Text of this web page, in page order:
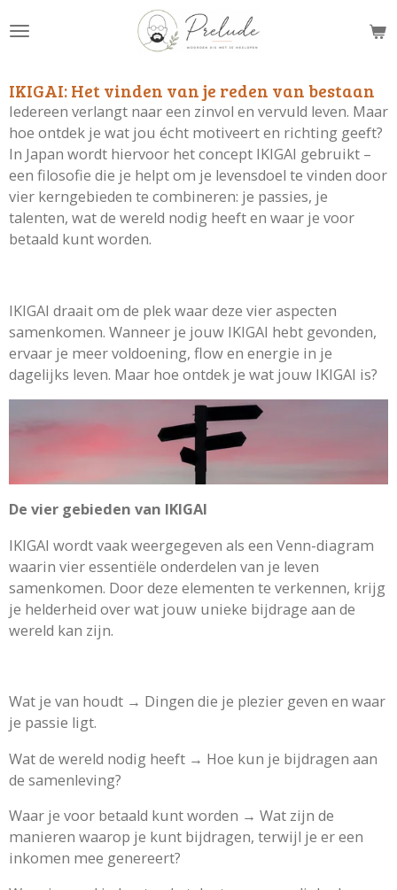
direct
de
hoofdinhoud
IKIGAI: Het vinden van je reden van bestaan
Iedereen verlangt naar een zinvol en vervuld leven. Maar
hoe ontdek je wat jou écht motiveert en richting geeft?
In Japan wordt hiervoor het concept IKIGAI gebruikt –
een filosofie die je helpt om je levensdoel te vinden door
vier kerngebieden te combineren: je passies, je
talenten, wat de wereld nodig heeft en waar je voor
betaald kunt worden.
IKIGAI draait om de plek waar deze vier aspecten
samenkomen. Wanneer je jouw IKIGAI hebt gevonden,
ervaar je meer voldoening, flow en energie in je
dagelijks leven. Maar hoe ontdek je wat jouw IKIGAI is?
De vier gebieden van IKIGAI
IKIGAI wordt vaak weergegeven als een Venn-diagram
waarin vier essentiële onderdelen van je leven
samenkomen. Door deze elementen te verkennen, krijg
je helderheid over wat jouw unieke bijdrage aan de
wereld kan zijn.
Wat je van houdt → Dingen die je plezier geven en waar
je passie ligt.
Wat de wereld nodig heeft → Hoe kun je bijdragen aan
de samenleving?
Waar je voor betaald kunt worden → Wat zijn de
manieren waarop je kunt bijdragen, terwijl je er een
inkomen mee genereert?